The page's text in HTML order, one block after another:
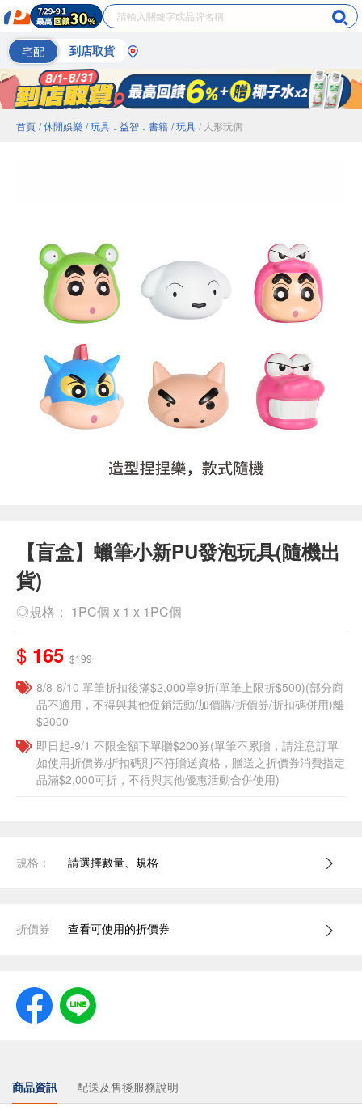
宅配 到店取貨
首頁 / 休閒娛樂 / 玩具．益智．書籍 / 玩具 / 人形玩偶
【盲盒】蠟筆小新PU發泡玩具(隨機出
貨)
◎規格： 1PC個 x 1 x 1PC個
$ 165 $199
8/8-8/10 單筆折扣後滿$2,000享9折(單筆上限折$500)(部分商
品不適用，不得與其他促銷活動/加價購/折價券/折扣碼併用)離
$2000
即日起-9/1 不限金額下單贈$200券(單筆不累贈，請注意訂單
如使用折價券/折扣碼則不符贈送資格，贈送之折價券消費指定
品滿$2,000可折，不得與其他優惠活動合併使用)
規格： 請選擇數量、規格
折價券 查看可使用的折價券
商品資訊 配送及售後服務說明